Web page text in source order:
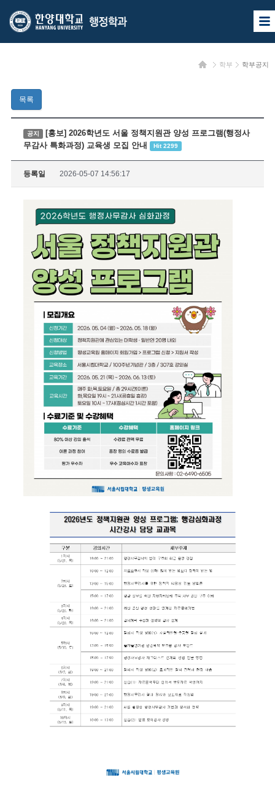
한
양
교
양
행
정
학
과
사
이
열
홈 학부 학부공지
목록
공지
[홍보] 2026학년도 서울 정책지원관 양성 프로그램(행정사
무감사 특화과정) 교육생 모집 안내
Hit 2299
등록일 2026-05-07 14:56:17